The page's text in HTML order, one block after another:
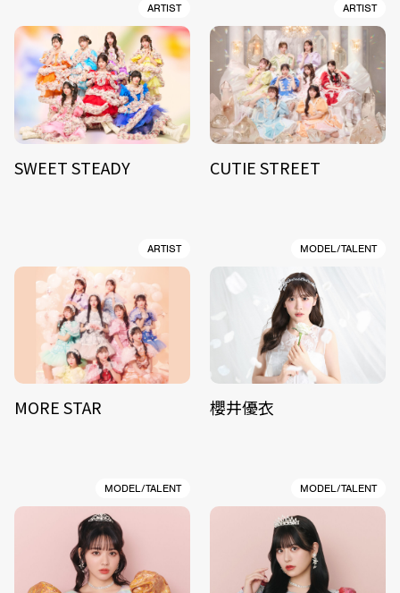
ARTIST
SWEET STEADY
ARTIST
CUTIE STREET
ARTIST
MORE STAR
MODEL/TALENT
櫻井優衣
MODEL/TALENT MODEL/TALENT